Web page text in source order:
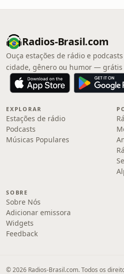
Radios-Brasil.com
Ouça estações de rádio e
cidade, gênero ou humor —
EXPLORAR
Estações de rádio
Podcasts
Músicas Populares
SOBRE
Sobre Nós
Adicionar emissora
Widgets
Feedback
© 2026 Radios-Brasil.com. Todos os